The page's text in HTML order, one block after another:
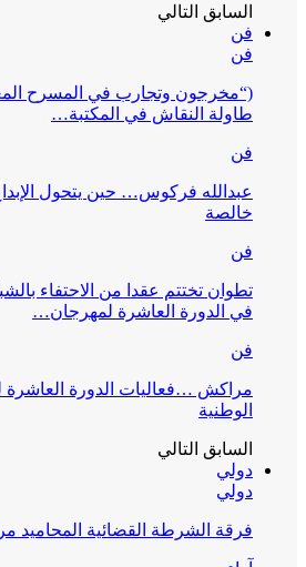
السابق التالي
فن
فن
(“مخرجون وتجارب في المسرح
طاولة النقاش في المكتبة…
فن
عبدالله فركوس… حين يتحول
خالصة
فن
تطوان تختتم عقدا من الاحتفاء
في الدورة العاشرة لمهرجان…
فن
مراكش …فعاليات الدورة العاشرة
الوطنية
السابق التالي
دولي
دولي
فرقة الشرطة القضائية المحاميد